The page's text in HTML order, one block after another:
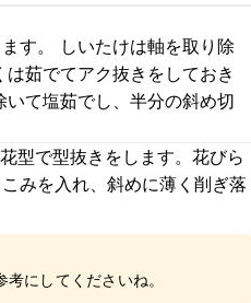
す。 しいたけは軸を取り除
茹でてアク抜きをしておき
て塩茹でし、半分の斜め切
型で型抜きをします。花びら
みを入れ、斜めに薄く削ぎ落
考にしてくださいね。